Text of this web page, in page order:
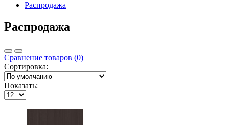
Распродажа
Распродажа
Сравнение товаров (0)
Сортировка:
Показать: